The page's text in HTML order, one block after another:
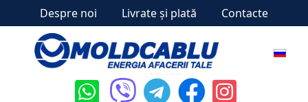
Despre noi Livrate și plată Contacte